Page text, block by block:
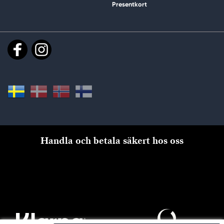
Presentkort
Handla och betala säkert hos oss